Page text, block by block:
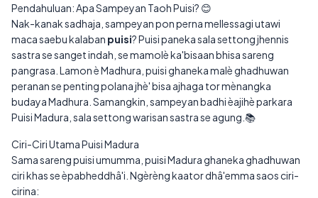
Pendahuluan: Apa Sampeyan Taoh Puisi? 😊
Nak-kanak sadhaja, sampeyan pon perna mellessagi utawi
maca saebu kalaban puisi? Puisi paneka sala settong jhennis
sastra se sanget indah, se mamolè ka'bisaan bhisa sareng
pangrasa. Lamon è Madhura, puisi ghaneka malè ghadhuwan
peranan se penting polana jhè' bisa ajhaga tor mènangka
budaya Madhura. Samangkin, sampeyan badhi èajihè parkara
Puisi Madura, sala settong warisan sastra se agung.📚
Ciri-Ciri Utama Puisi Madura
Sama sareng puisi umumma, puisi Madura ghaneka ghadhuwan
ciri khas se èpabheddhâ'i. Ngèrèng kaator dhâ'emma saos ciri-
cirina: